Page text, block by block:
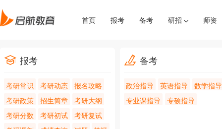
首页 报考 备考 研招 师资
报考
考研常识 考研动态
报名攻略
考研政策
招生简章
考研大纲
考研分数
考研初试
考研复试
备考
政治指导 英语指导
数学指导
专业课指导
专硕指导